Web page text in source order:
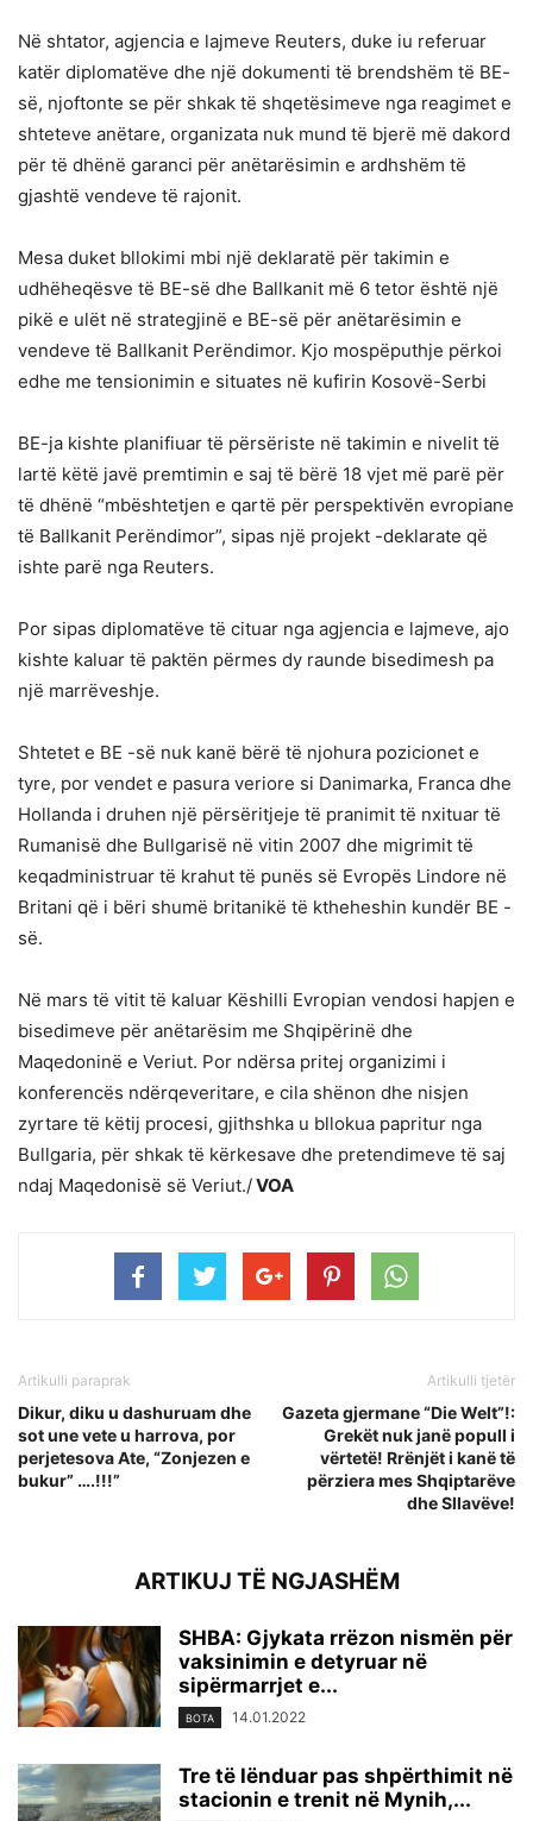
Në shtator, agjencia e lajmeve Reuters, duke iu referuar
katër diplomatëve dhe një dokumenti të brendshëm të BE-
së, njoftonte se për shkak të shqetësimeve nga reagimet e
shteteve anëtare, organizata nuk mund të bjerë më dakord
për të dhënë garanci për anëtarësimin e ardhshëm të
gjashtë vendeve të rajonit.
Mesa duket bllokimi mbi një deklaratë për takimin e
udhëheqësve të BE-së dhe Ballkanit më 6 tetor është një
pikë e ulët në strategjinë e BE-së për anëtarësimin e
vendeve të Ballkanit Perëndimor. Kjo mospëputhje përkoi
edhe me tensionimin e situates në kufirin Kosovë-Serbi
BE-ja kishte planifiuar të përsëriste në takimin e nivelit të
lartë këtë javë premtimin e saj të bërë 18 vjet më parë për
të dhënë “mbështetjen e qartë për perspektivën evropiane
të Ballkanit Perëndimor”, sipas një projekt -deklarate që
ishte parë nga Reuters.
Por sipas diplomatëve të cituar nga agjencia e lajmeve, ajo
kishte kaluar të paktën përmes dy raunde bisedimesh pa
një marrëveshje.
Shtetet e BE -së nuk kanë bërë të njohura pozicionet e
tyre, por vendet e pasura veriore si Danimarka, Franca dhe
Hollanda i druhen një përsëritjeje të pranimit të nxituar të
Rumanisë dhe Bullgarisë në vitin 2007 dhe migrimit të
keqadministruar të krahut të punës së Evropës Lindore në
Britani që i bëri shumë britanikë të ktheheshin kundër BE -
së.
Në mars të vitit të kaluar Këshilli Evropian vendosi hapjen e
bisedimeve për anëtarësim me Shqipërinë dhe
Maqedoninë e Veriut. Por ndërsa pritej organizimi i
konferencës ndërqeveritare, e cila shënon dhe nisjen
zyrtare të këtij procesi, gjithshka u bllokua papritur nga
Bullgaria, për shkak të kërkesave dhe pretendimeve të saj
ndaj Maqedonisë së Veriut./VOA
Artikulli paraprak
Dikur, diku u dashuruam dhe
sot une vete u harrova, por
perjetesova Ate, “Zonjezen e
bukur” ….!!!”
Artikulli tjetër
Gazeta gjermane “Die Welt”!:
Grekët nuk janë popull i
vërtetë! Rrënjët i kanë të
përziera mes Shqiptarëve
dhe Sllavëve!
ARTIKUJ TË NGJASHËM
SHBA: Gjykata rrëzon nismën për
vaksinimin e detyruar në
sipërmarrjet e...
BOTA 14.01.2022
Tre të lënduar pas shpërthimit në
stacionin e trenit në Mynih,...